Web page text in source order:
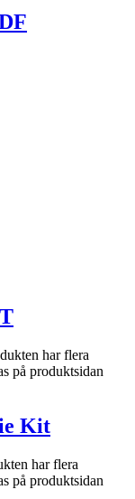
har flera
på produktsidan
Kit
har flera
på produktsidan